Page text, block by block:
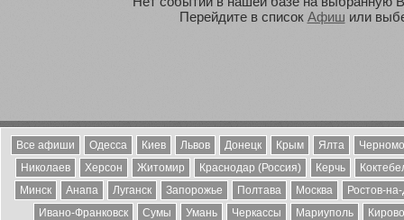
Перейдите в список Афиш или
Все афиши Одесса Киев Львов Донецк Крым Ялта
Николаев
Херсон Житомир Краснодар (Россия) Керчь
Минск
Анапа Луганск Запорожье Полтава Москва
Ростов-
Ивано-Франковск
Сумы Умань Черкассы Мариуполь